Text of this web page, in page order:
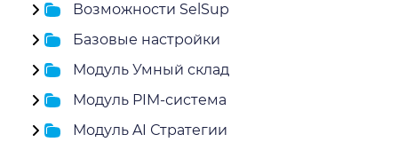
Возможности SelSup
Базовые настройки
Модуль Умный склад
Модуль PIM-система
Модуль AI Стратегии